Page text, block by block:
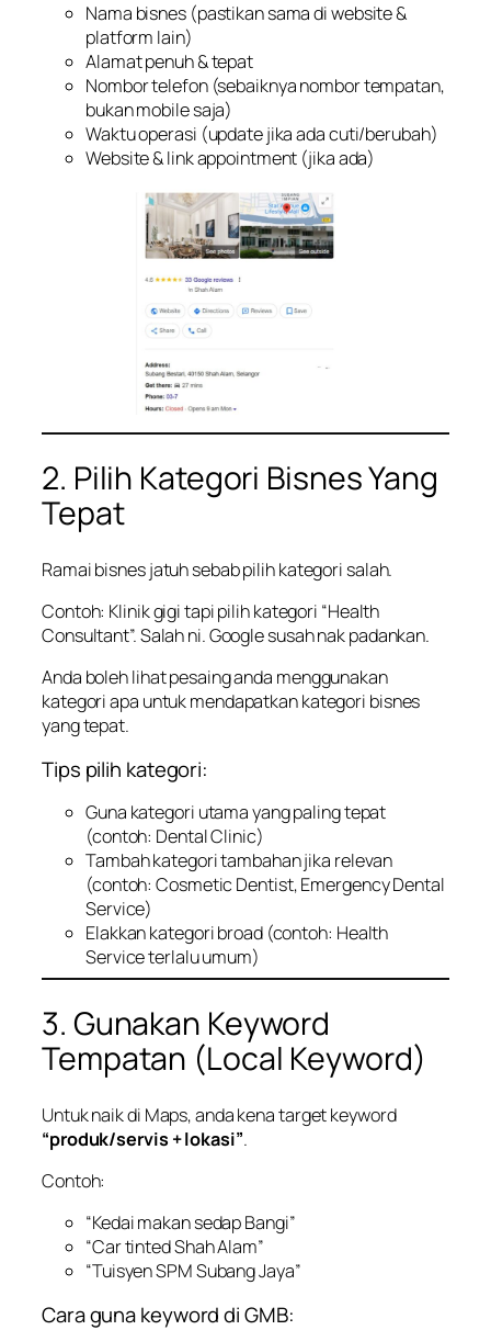
Nama bisnes (pastikan sama di website &
platform lain)
Alamat penuh & tepat
Nombor telefon (sebaiknya nombor tempatan,
bukan mobile saja)
Waktu operasi (update jika ada cuti/berubah)
Website & link appointment (jika ada)
2. Pilih Kategori Bisnes Yang
Tepat
Ramai bisnes jatuh sebab pilih kategori salah.
Contoh: Klinik gigi tapi pilih kategori “Health
Consultant”. Salah ni. Google susah nak padankan.
Anda boleh lihat pesaing anda menggunakan
kategori apa untuk mendapatkan kategori bisnes
yang tepat.
Tips pilih kategori:
Guna kategori utama yang paling tepat
(contoh: Dental Clinic)
Tambah kategori tambahan jika relevan
(contoh:Cosmetic Dentist, Emergency Dental
Service)
Elakkan kategori broad (contoh: Health
Serviceterlalu umum)
3. Gunakan Keyword
Tempatan (Local Keyword)
Untuk naik di Maps, anda kena target keyword
“produk/servis + lokasi”.
Contoh:
“Kedai makan sedap Bangi”
“Car tinted Shah Alam”
“Tuisyen SPM Subang Jaya”
Cara guna keyword di GMB: